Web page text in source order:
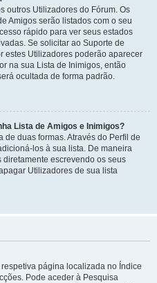
outros Utilizadores do Fórum. Os
Amigos serão listados com o seu
rápido para ver seus estados
Se solicitar ao Suporte de
estes Utilizadores poderão aparecer
na sua Lista de Inimigos, então
ocultada de forma padrão.
Lista de Amigos e Inimigos?
duas formas. Através do Perfil de
los à sua lista. De maneira
escrevendo os seus
Utilizadores de sua lista
página localizada no Índice
Pode aceder à Pesquisa